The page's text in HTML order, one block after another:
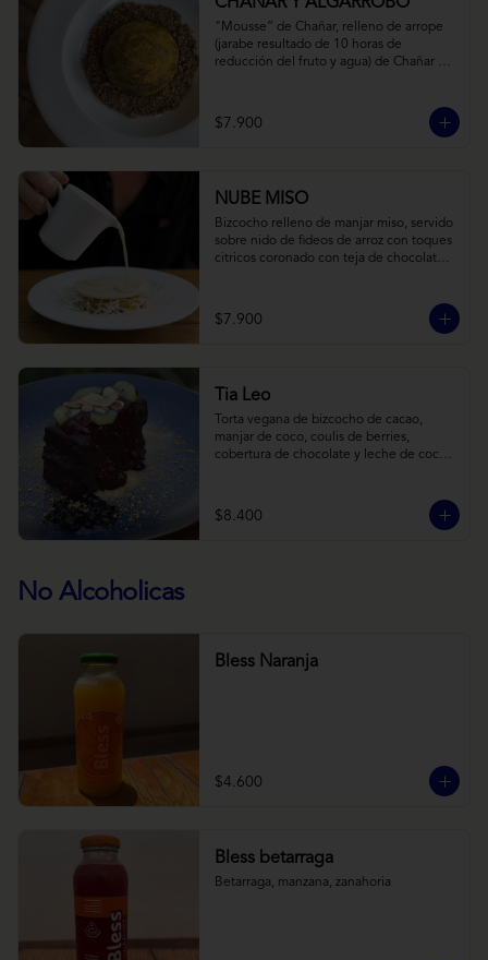
"Mousse” de Chañar, relleno de arrope
(jarabe resultado de 10 horas de
reducción del fruto y agua) de Chañar
amargo y cúrcuma, sobre una tierra de
harina de Algarrobo y nueces.
$7.900
NUBE MISO
Bizcocho relleno de manjar miso, servido
sobre nido de fideos de arroz con toques
citricos coronado con teja de chocolate
$7.900
Tia Leo
Torta vegana de bizcocho de cacao,
manjar de coco, coulis de berries,
cobertura de chocolate y leche de coco
$8.400
No Alcoholicas
Bless Naranja
$4.600
Bless betarraga
Betarraga, manzana, zanahoria